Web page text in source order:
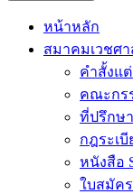
หน้าหลัก
สมาคมเวชศ
คำสั้งแ
คณะกร
ที่ปรึกษ
กฎระเ
หนังสือ
ใบสมัค